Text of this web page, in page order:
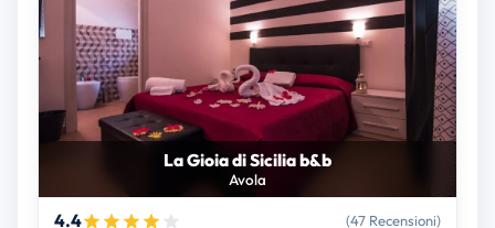
La Gioia di Sicilia b&b
Avola
4.4 (47 Recensioni)